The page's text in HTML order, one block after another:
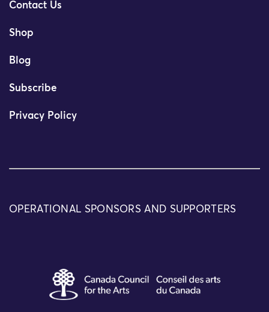
Contact Us
Shop
Blog
Subscribe
Privacy Policy
OPERATIONAL SPONSORS AND SUPPORTERS